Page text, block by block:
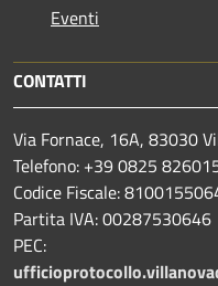
Eventi
CONTATTI
Via Fornace, 16A, 83030
Telefono: +39 0825
Codice Fiscale:
Partita IVA: 00287530646
PEC: